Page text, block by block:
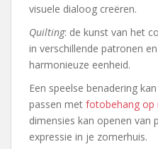
visuele dialoog creëren.
Quilting: de kunst van het
in verschillende patronen
harmonieuze eenheid.
Een speelse benadering
passen met fotobehang op
dimensies kan openen van
expressie in je zomerhuis.